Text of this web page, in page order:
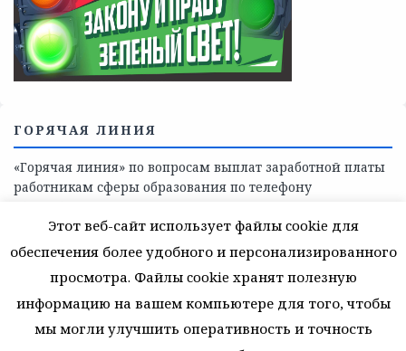
Телефоны учреждений, оказывающих меры социальной
поддержки, медицинскую, социально-психологическую
помощь детям и взрослым лицам Ленинградской
области
СКАЖИ КОРРУПЦИИ — НЕТ
Этот веб-сайт использует файлы cookie для
обеспечения более удобного и персонализированного
просмотра. Файлы cookie хранят полезную
информацию на вашем компьютере для того, чтобы
мы могли улучшить оперативность и точность